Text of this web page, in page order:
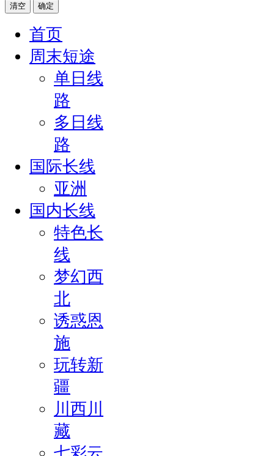
清空 确定
首页
周末短途
单日线
路
多日线
路
国际长线
亚洲
国内长线
特色长
线
梦幻西
北
诱惑恩
施
玩转新
疆
川西川
藏